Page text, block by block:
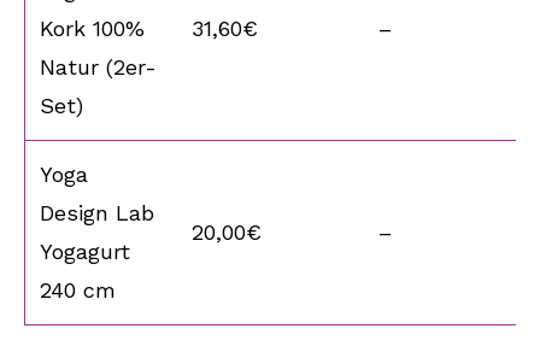
Kork 100%
Natur (2er-
Set)
31,60€ –
Yoga
Design Lab
Yogagurt
240 cm
20,00€ –